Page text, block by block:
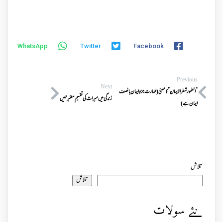
Facebook
Twitter
WhatsApp
Previous
“الطہور شطرالایمان”کا معنی(طہارت جزوِ ایمان یا نصف
ایمان ہے)
Next
زندگی میں میراث کی تقسیم معتبر نہیں
تلاش
تلاش
نئے سولات